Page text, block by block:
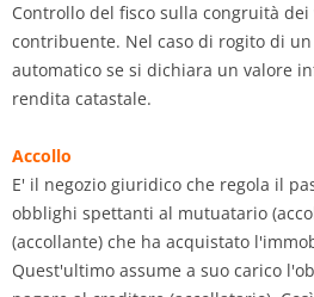
Controllo del fisco sulla congruità
contribuente. Nel caso di rogito di
automatico se si dichiara un valore
rendita catastale.
Accollo
E' il negozio giuridico che regola il
obblighi spettanti al mutuatario
(accollante) che ha acquistato
Quest'ultimo assume a suo carico